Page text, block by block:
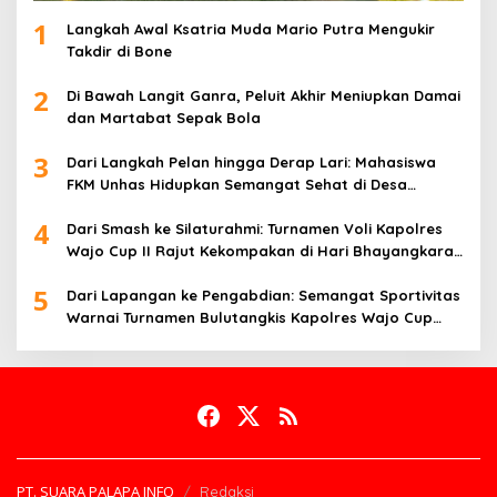
1
Langkah Awal Ksatria Muda Mario Putra Mengukir
Takdir di Bone
2
Di Bawah Langit Ganra, Peluit Akhir Meniupkan Damai
dan Martabat Sepak Bola
3
Dari Langkah Pelan hingga Derap Lari: Mahasiswa
FKM Unhas Hidupkan Semangat Sehat di Desa
4
Dari Smash ke Silaturahmi: Turnamen Voli Kapolres
Wajo Cup II Rajut Kekompakan di Hari Bhayangkara
5
Dari Lapangan ke Pengabdian: Semangat Sportivitas
Warnai Turnamen Bulutangkis Kapolres Wajo Cup
PT. SUARA PALAPA INFO Redaksi